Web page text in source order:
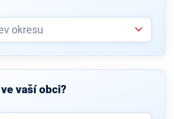
vaší obci?